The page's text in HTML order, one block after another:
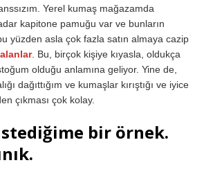
Yerel kumaş mağazamda
kapitone pamuğu var ve bunların
yüzden asla çok fazla satın almaya cazip
. Bu, birçok kişiye kıyasla, oldukça
olduğu anlamına geliyor. Yine de,
dağıttığım ve kumaşlar kırıştığı ve iyice
çıkması çok kolay.
bir örnek.